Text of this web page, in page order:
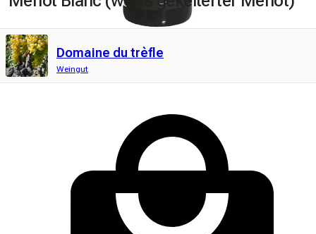
Domaine du trèfle
Weingut